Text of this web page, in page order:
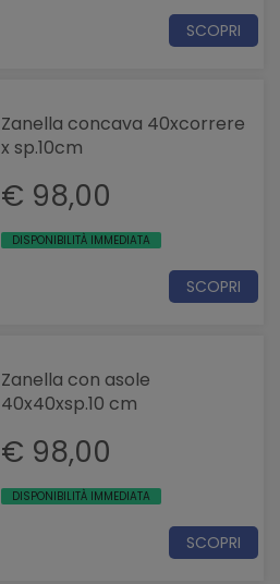
SCOPRI
Zanella concava 40xcorrere
x sp.10cm
€ 98,00
DISPONIBILITÀ IMMEDIATA
SCOPRI
Zanella con asole
40x40xsp.10 cm
€ 98,00
DISPONIBILITÀ IMMEDIATA
SCOPRI